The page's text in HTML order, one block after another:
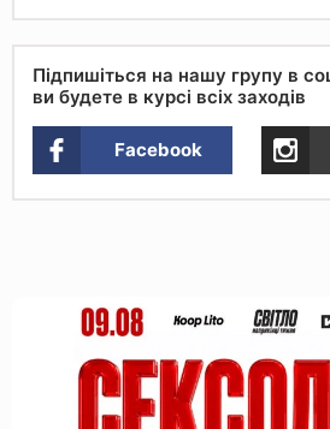
Підпишіться на нашу групу в
ви будете в курсі всіх заходів
Facebook